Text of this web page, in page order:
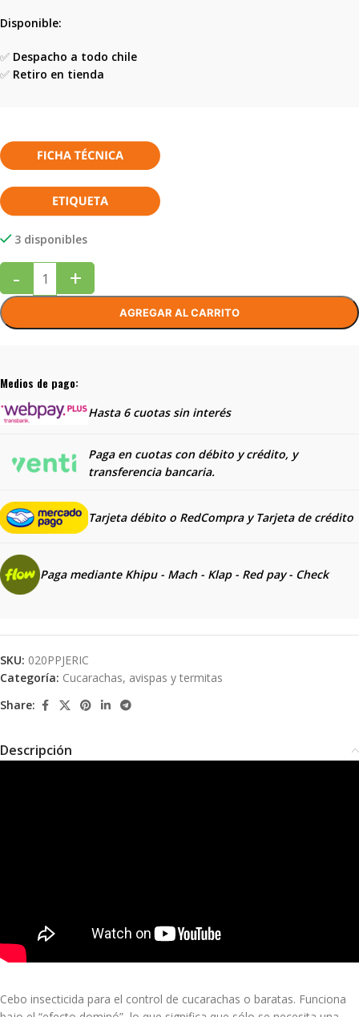
Disponible:
✅ Despacho a todo chile
✅ Retiro en tienda
3 disponibles
- +
AGREGAR AL CARRITO
Medios de pago:
Hasta 6 cuotas sin interés
Paga en cuotas con débito y crédito, y
transferencia bancaria.
Tarjeta débito o RedCompra y Tarjeta de crédito
Paga mediante Khipu - Mach - Klap - Red pay - Check
SKU: 020PPJERIC
Categoría: Cucarachas, avispas y termitas
Share:
Descripción
Cebo insecticida para el control de cucarachas o baratas. Funciona